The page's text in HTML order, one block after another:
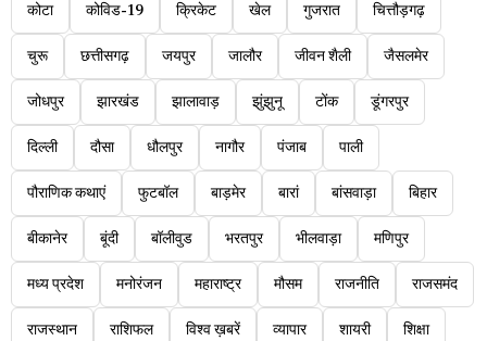
कोटा कोविड-19 क्रिकेट खेल गुजरात चित्तौड़गढ़
चुरू छत्तीसगढ़ जयपुर जालौर जीवन शैली जैसलमेर
जोधपुर झारखंड झालावाड़ झुंझुनू टोंक डूंगरपुर
दिल्ली दौसा धौलपुर नागौर पंजाब पाली
पौराणिक कथाएं फुटबॉल बाड़मेर बारां बांसवाड़ा बिहार
बीकानेर बूंदी बॉलीवुड भरतपुर भीलवाड़ा मणिपुर
मध्य प्रदेश मनोरंजन महाराष्ट्र मौसम राजनीति राजसमंद
राजस्थान राशिफल विश्व ख़बरें व्यापार शायरी शिक्षा